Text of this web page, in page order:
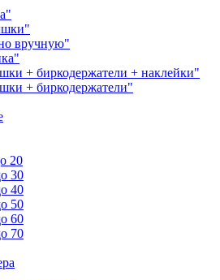
вручную"
+ биркодержатели + наклейки"
+ биркодержатели"
20
30
40
50
60
70